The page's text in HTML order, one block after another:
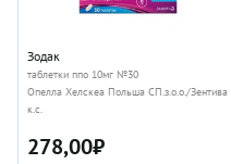
Зодак
таблетки ппо 10мг №30
Опелла Хелскеа Польша СП.з.о.о./Зентива
к.с.
278,00₽